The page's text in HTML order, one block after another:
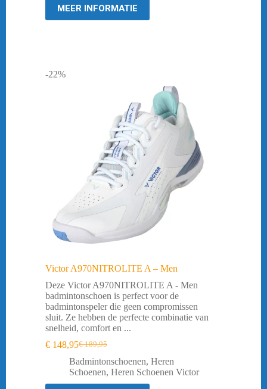
MEER INFORMATIE
-22%
Victor A970NITROLITE A – Men
Deze Victor A970NITROLITE A - Men
badmintonschoen is perfect voor de
badmintonspeler die geen compromissen
sluit. Ze hebben de perfecte combinatie van
snelheid, comfort en ...
€189,95
Oorspronkelijke
prijs
was:
€ 148,95Huidige
prijs
is:
Badmintonschoenen, Heren
Schoenen, Heren Schoenen Victor